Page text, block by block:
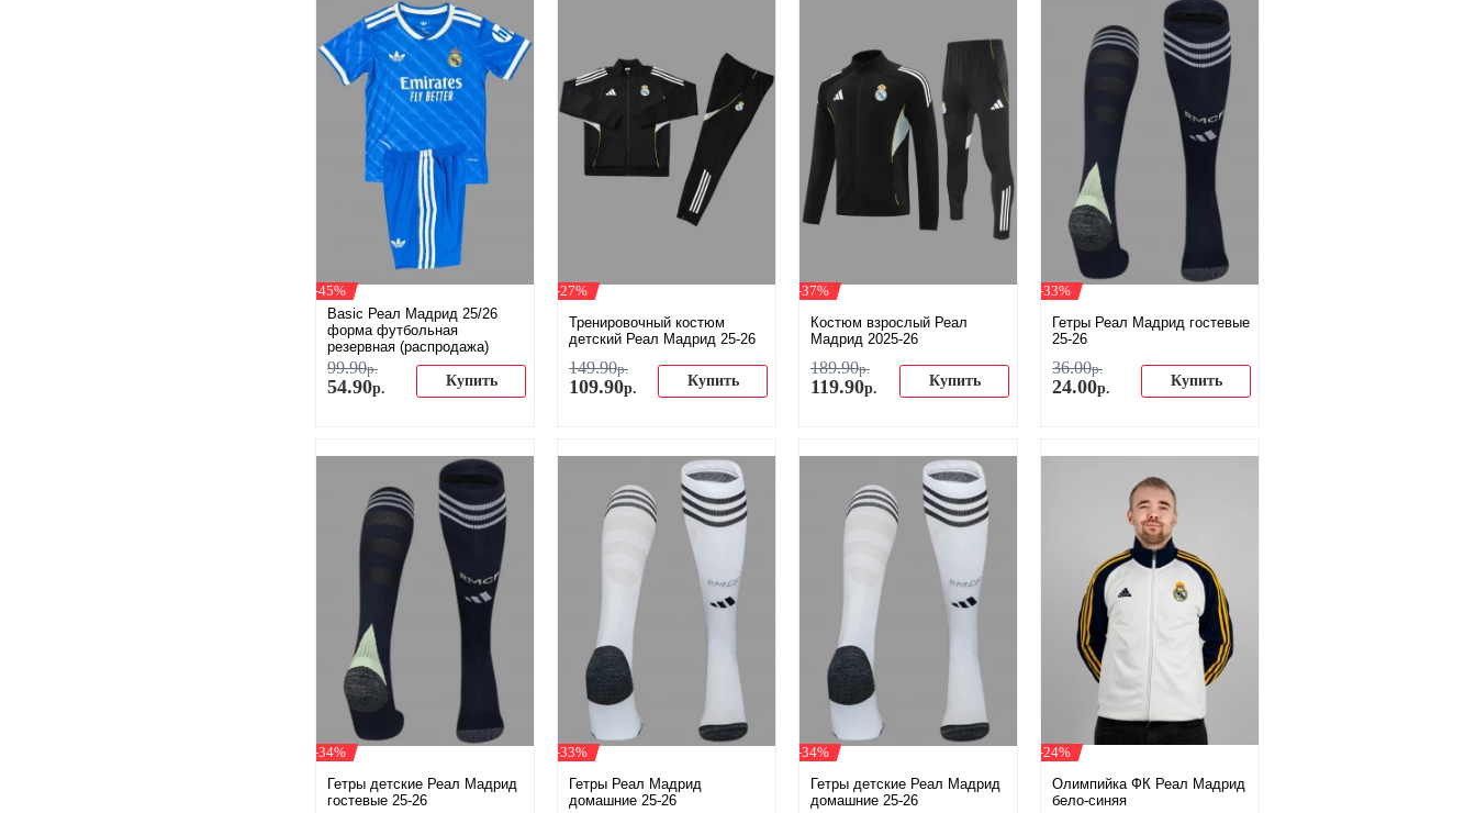
-45%
Basic Реал Мадрид 25/26
форма футбольная
резервная (распродажа)
99.90р.
54.90р. Купить
-27%
Тренировочный костюм
детский Реал Мадрид 25-26
149.90р.
109.90р. Купить
-37%
Костюм взрослый Реал
Мадрид 2025-26
189.90р.
119.90р. Купить
-33%
Гетры Реал Мадрид гостевые
25-26
36.00р.
24.00р. Купить
-34%
Гетры детские Реал Мадрид
гостевые 25-26
-33%
Гетры Реал Мадрид
домашние 25-26
-34%
Гетры детские Реал Мадрид
домашние 25-26
-24%
Олимпийка ФК Реал Мадрид
бело-синяя